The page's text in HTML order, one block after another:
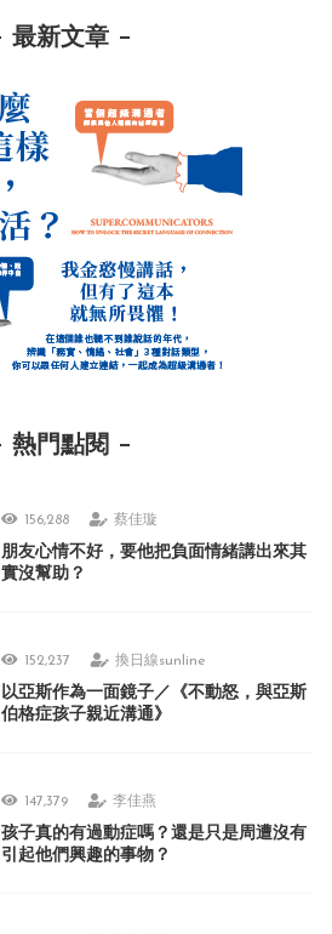
最新文章
熱門點閱
156,288 蔡佳璇
朋友心情不好，要他把負面情緒講出來其
實沒幫助？
152,237 換日線sunline
以亞斯作為一面鏡子／《不動怒，與亞斯
伯格症孩子親近溝通》
147,379 李佳燕
孩子真的有過動症嗎？還是只是周遭沒有
引起他們興趣的事物？